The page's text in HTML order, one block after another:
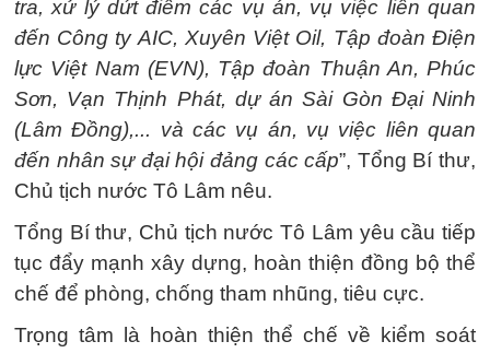
tra, xử lý dứt điểm các vụ án, vụ việc liên quan
đến Công ty AIC, Xuyên Việt Oil, Tập đoàn Điện
lực Việt Nam (EVN), Tập đoàn Thuận An, Phúc
Sơn, Vạn Thịnh Phát, dự án Sài Gòn Đại Ninh
(Lâm Đồng),... và các vụ án, vụ việc liên quan
đến nhân sự đại hội đảng các cấp”, Tổng Bí thư,
Chủ tịch nước Tô Lâm nêu.
Tổng Bí thư, Chủ tịch nước Tô Lâm yêu cầu tiếp
tục đẩy mạnh xây dựng, hoàn thiện đồng bộ thể
chế để phòng, chống tham nhũng, tiêu cực.
Trọng tâm là hoàn thiện thể chế về kiểm soát